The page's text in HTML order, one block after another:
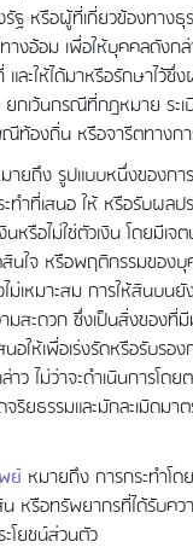
ฐ หรือผู้ที่เกี่ยวข้องทาง
างอ้อม เพื่อให้บุคคลดังก
ละให้ได้มาหรือรักษาไว้ซึ่
ยกเว้นกรณีที่กฎหมาย ระ
ท้องถิ่น หรือจารีตทางกา
ายถึง รูปแบบหนึ่งของกา
ทำที่เสนอ ให้ หรือรับผลป
นหรือไม่ใช่ตัวเงิน โดยมีเ
นใจ หรือพฤติกรรมของ
ม่เหมาะสม การให้สินบน
มสะดวก ซึ่งเป็นสิ่งของที่
นอให้เพื่อเร่งรัดหรือรับรอ
ว ไม่ว่าจะดำเนินการโด
ริยธรรมและมักละเมิดมา
ย์หมายถึง การกระทำโดย
หรือทรัพยากรที่ได้รับควา
โยชน์ส่วนตัว